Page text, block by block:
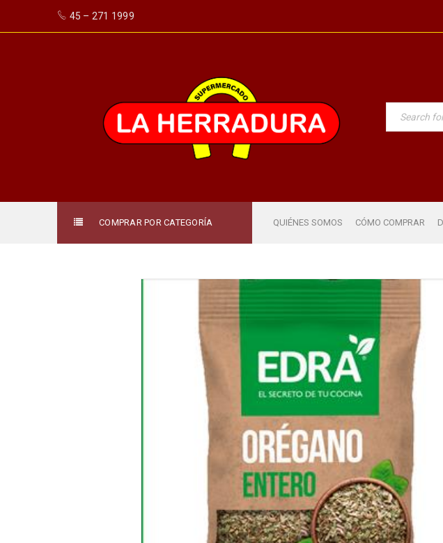
45 – 271 1999
COMPRAR POR CATEGORÍA QUIÉNES SOMOS CÓMO COMPRAR